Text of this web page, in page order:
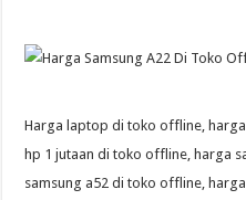
Harga laptop di toko offline,
hp 1 jutaan di toko offline, harga
samsung a52 di toko offline,